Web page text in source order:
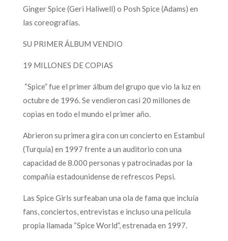
Ginger Spice (Geri Haliwell) o Posh Spice (Adams) en
las coreografías.
SU PRIMER ÁLBUM VENDIO
19 MILLONES DE COPIAS
“Spice” fue el primer álbum del grupo que vio la luz en
octubre de 1996. Se vendieron casi 20 millones de
copias en todo el mundo el primer año.
Abrieron su primera gira con un concierto en Estambul
(Turquía) en 1997 frente a un auditorio con una
capacidad de 8.000 personas y patrocinadas por la
compañía estadounidense de refrescos Pepsi.
Las Spice Girls surfeaban una ola de fama que incluía
fans, conciertos, entrevistas e incluso una película
propia llamada “Spice World”, estrenada en 1997.